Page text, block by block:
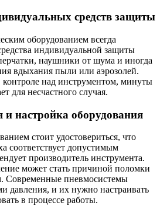
средств защиты
оборудованием всегда
индивидуальной защиты
наушники от шума и иногда
вдыхания пыли или аэрозолей.
над инструментом, минуты
для несчастного случая.
и настройка оборудования
стоит удостовериться, что
соответствует допустимым
производитель инструмента.
может стать причиной поломки
Современные пневмосистемы
давления, и их нужно настраивать
в процессе работы.